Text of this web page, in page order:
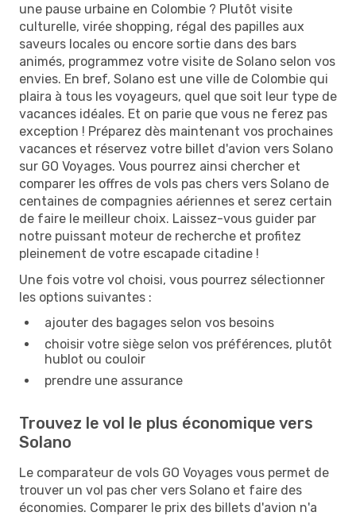
une pause urbaine en Colombie ? Plutôt visite
culturelle, virée shopping, régal des papilles aux
saveurs locales ou encore sortie dans des bars
animés, programmez votre visite de Solano selon vos
envies. En bref, Solano est une ville de Colombie qui
plaira à tous les voyageurs, quel que soit leur type de
vacances idéales. Et on parie que vous ne ferez pas
exception ! Préparez dès maintenant vos prochaines
vacances et réservez votre billet d'avion vers Solano
sur GO Voyages. Vous pourrez ainsi chercher et
comparer les offres de vols pas chers vers Solano de
centaines de compagnies aériennes et serez certain
de faire le meilleur choix. Laissez-vous guider par
notre puissant moteur de recherche et profitez
pleinement de votre escapade citadine !
Une fois votre vol choisi, vous pourrez sélectionner
les options suivantes :
ajouter des bagages selon vos besoins
choisir votre siège selon vos préférences, plutôt
hublot ou couloir
prendre une assurance
Trouvez le vol le plus économique vers
Solano
Le comparateur de vols GO Voyages vous permet de
trouver un vol pas cher vers Solano et faire des
économies. Comparer le prix des billets d'avion n'a